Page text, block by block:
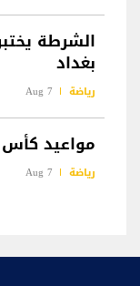
الشرطة
بغداد
رياضة 7 Aug
مواعيد كأس
رياضة 7 Aug